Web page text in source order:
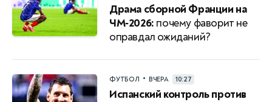
Драма сборной Франции на
ЧМ‑2026: почему фаворит не
оправдал ожиданий?
ФУТБОЛ • ВЧЕРА 10:27
Испанский контроль против